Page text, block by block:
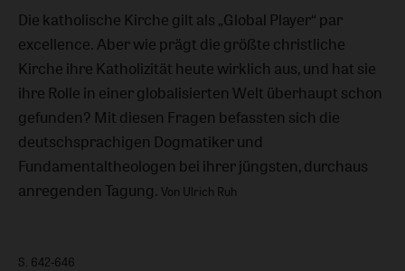
Die katholische Kirche gilt als „Global Player“ par
excellence. Aber wie prägt die größte christliche
Kirche ihre Katholizität heute wirklich aus, und hat sie
ihre Rolle in einer globalisierten Welt überhaupt schon
gefunden? Mit diesen Fragen befassten sich die
deutschsprachigen Dogmatiker und
Fundamentaltheologen bei ihrer jüngsten, durchaus
anregenden Tagung. Von Ulrich Ruh
S. 642-646